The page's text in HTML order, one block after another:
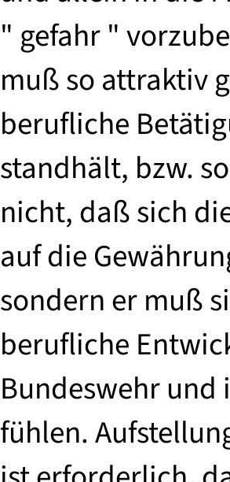
" gefahr "
muß so attraktiv
berufliche
standhält, bzw.
nicht, daß sich
auf die
sondern er muß
berufliche
Bundeswehr
fühlen.